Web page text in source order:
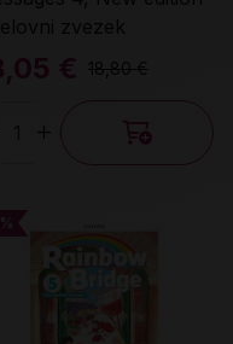
zvezek
€ 18,80 €